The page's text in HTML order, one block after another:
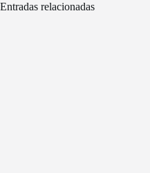
Entradas relacionadas